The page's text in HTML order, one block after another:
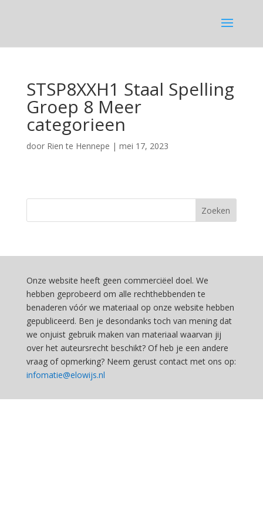
STSP8XXH1 Staal Spelling
Groep 8 Meer
categorieen
door Rien te Hennepe | mei 17, 2023
Onze website heeft geen commerciëel doel. We
hebben geprobeerd om alle rechthebbenden te
benaderen vóór we materiaal op onze website hebben
gepubliceerd. Ben je desondanks toch van mening dat
we onjuist gebruik maken van materiaal waarvan jij
over het auteursrecht beschikt? Of heb je een andere
vraag of opmerking? Neem gerust contact met ons op:
infomatie@elowijs.nl